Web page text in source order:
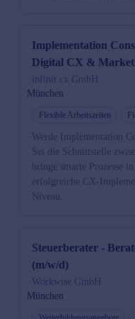
Implementation
Digital CX &
infinit.cx GmbH
München
Flexible Arbeitszeiten
Werde Implementation
Sei die Schnittstelle
bringe smarte Prozesse
erfolgreiche CX-
Niveau.
Steuerberater -
(m/w/d)
Workwise GmbH
München